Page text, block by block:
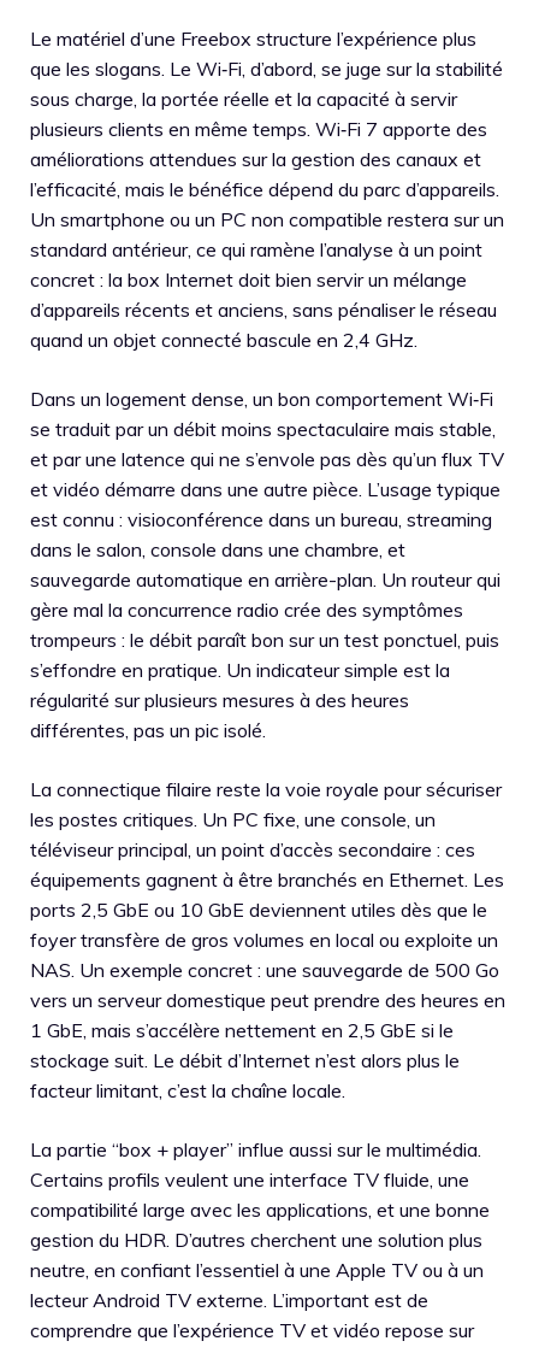
Le matériel d’une Freebox structure l’expérience plus
que les slogans. Le Wi‑Fi, d’abord, se juge sur la stabilité
sous charge, la portée réelle et la capacité à servir
plusieurs clients en même temps. Wi‑Fi 7 apporte des
améliorations attendues sur la gestion des canaux et
l’efficacité, mais le bénéfice dépend du parc d’appareils.
Un smartphone ou un PC non compatible restera sur un
standard antérieur, ce qui ramène l’analyse à un point
concret : la box Internet doit bien servir un mélange
d’appareils récents et anciens, sans pénaliser le réseau
quand un objet connecté bascule en 2,4 GHz.
Dans un logement dense, un bon comportement Wi‑Fi
se traduit par un débit moins spectaculaire mais stable,
et par une latence qui ne s’envole pas dès qu’un flux TV
et vidéo démarre dans une autre pièce. L’usage typique
est connu : visioconférence dans un bureau, streaming
dans le salon, console dans une chambre, et
sauvegarde automatique en arrière-plan. Un routeur qui
gère mal la concurrence radio crée des symptômes
trompeurs : le débit paraît bon sur un test ponctuel, puis
s’effondre en pratique. Un indicateur simple est la
régularité sur plusieurs mesures à des heures
différentes, pas un pic isolé.
La connectique filaire reste la voie royale pour sécuriser
les postes critiques. Un PC fixe, une console, un
téléviseur principal, un point d’accès secondaire : ces
équipements gagnent à être branchés en Ethernet. Les
ports 2,5 GbE ou 10 GbE deviennent utiles dès que le
foyer transfère de gros volumes en local ou exploite un
NAS. Un exemple concret : une sauvegarde de 500 Go
vers un serveur domestique peut prendre des heures en
1 GbE, mais s’accélère nettement en 2,5 GbE si le
stockage suit. Le débit d’Internet n’est alors plus le
facteur limitant, c’est la chaîne locale.
La partie “box + player” influe aussi sur le multimédia.
Certains profils veulent une interface TV fluide, une
compatibilité large avec les applications, et une bonne
gestion du HDR. D’autres cherchent une solution plus
neutre, en confiant l’essentiel à une Apple TV ou à un
lecteur Android TV externe. L’important est de
comprendre que l’expérience TV et vidéo repose sur